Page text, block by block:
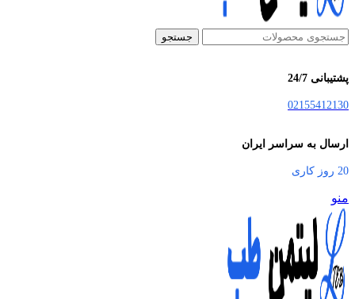
جستجو
پشتیبانی 24/7
02155412130
ارسال به سراسر ایران
20 روز کاری
منو